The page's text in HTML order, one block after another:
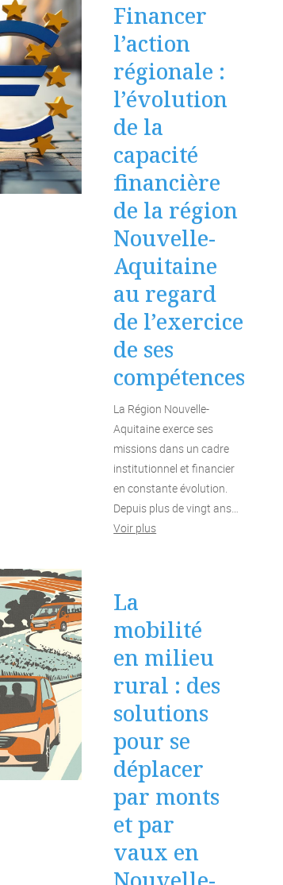
Financer
l’action
régionale :
l’évolution
de la
capacité
financière
de la région
Nouvelle-
Aquitaine
au regard
de l’exercice
de ses
compétences
La Région Nouvelle-
Aquitaine exerce ses
missions dans un cadre
institutionnel et financier
en constante évolution.
Depuis plus de vingt ans…
Voir plus
La
mobilité
en milieu
rural : des
solutions
pour se
déplacer
par monts
et par
vaux en